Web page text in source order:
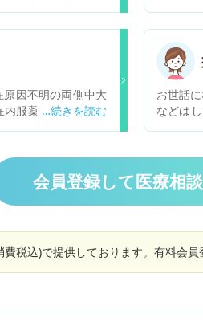
た。母
安にな
とのこ
すれば
今回は
が関係
因不明の両側中大
内服薬と定期的にM
が多く、頭痛が１日
こるのは血管が細い
しょうか？ 狭窄が進
期的なMRIでは狭窄
くお願いします。
お世話
などは
はたま
測った際は45
た点は
り週一
力が落
かと思
会員登録して医療相
税込)で提供しております。有料会